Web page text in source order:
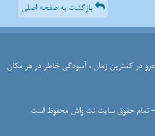
بازگشت به صفحه اصلی
در کمترین زمان ، آسودگی خاطر در هر مکان